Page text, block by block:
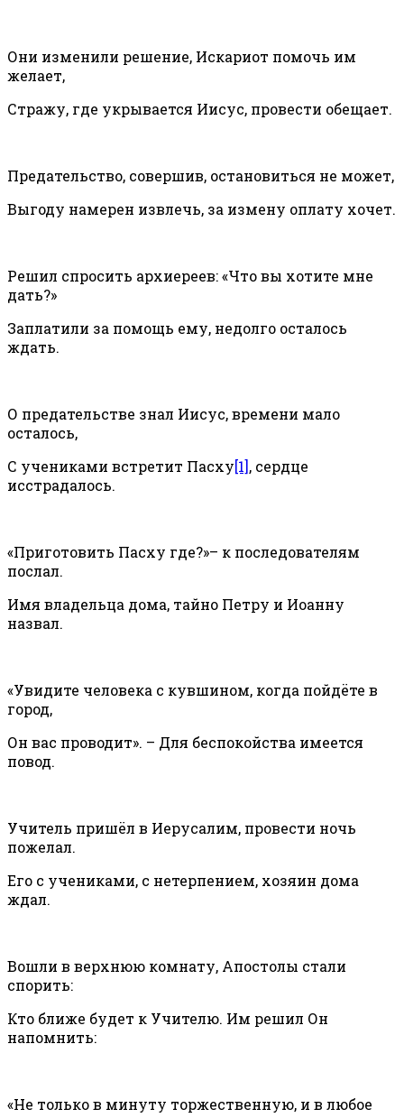
Они изменили решение, Искариот помочь им
желает,
Стражу, где укрывается Иисус, провести обещает.
Предательство, совершив, остановиться не может,
Выгоду намерен извлечь, за измену оплату хочет.
Решил спросить архиереев: «Что вы хотите мне
дать?»
Заплатили за помощь ему, недолго осталось
ждать.
О предательстве знал Иисус, времени мало
осталось,
С учениками встретит Пасху[1], сердце
исстрадалось.
«Приготовить Пасху где?»– к последователям
послал.
Имя владельца дома, тайно Петру и Иоанну
назвал.
«Увидите человека с кувшином, когда пойдёте в
город,
Он вас проводит». – Для беспокойства имеется
повод.
Учитель пришёл в Иерусалим, провести ночь
пожелал.
Его с учениками, с нетерпением, хозяин дома
ждал.
Вошли в верхнюю комнату, Апостолы стали
спорить:
Кто ближе будет к Учителю. Им решил Он
напомнить:
«Не только в минуту торжественную, и в любое